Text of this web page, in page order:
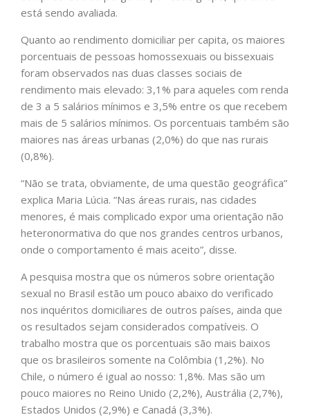
está sendo avaliada.
Quanto ao rendimento domiciliar per capita, os maiores
porcentuais de pessoas homossexuais ou bissexuais
foram observados nas duas classes sociais de
rendimento mais elevado: 3,1% para aqueles com renda
de 3 a 5 salários mínimos e 3,5% entre os que recebem
mais de 5 salários mínimos. Os porcentuais também são
maiores nas áreas urbanas (2,0%) do que nas rurais
(0,8%).
“Não se trata, obviamente, de uma questão geográfica”
explica Maria Lúcia. “Nas áreas rurais, nas cidades
menores, é mais complicado expor uma orientação não
heteronormativa do que nos grandes centros urbanos,
onde o comportamento é mais aceito”, disse.
A pesquisa mostra que os números sobre orientação
sexual no Brasil estão um pouco abaixo do verificado
nos inquéritos domiciliares de outros países, ainda que
os resultados sejam considerados compatíveis. O
trabalho mostra que os porcentuais são mais baixos
que os brasileiros somente na Colômbia (1,2%). No
Chile, o número é igual ao nosso: 1,8%. Mas são um
pouco maiores no Reino Unido (2,2%), Austrália (2,7%),
Estados Unidos (2,9%) e Canadá (3,3%).